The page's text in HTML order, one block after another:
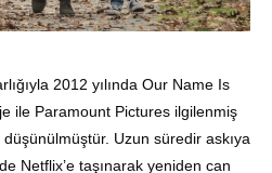
2012 yılında Our Name Is
ile Paramount Pictures ilgilenmiş
Uzun süredir askıya
Netflix’e taşınarak yeniden can